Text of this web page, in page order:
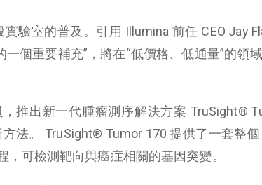
驗室的普及。引用 Illumina 前任 CEO Jay
個重要補充”，將在“低價格、低通量”的領
推出新一代腫瘤測序解決方案 TruSight®
法。 TruSight® Tumor 170 提供了一套整個
可檢測靶向與癌症相關的基因突變。